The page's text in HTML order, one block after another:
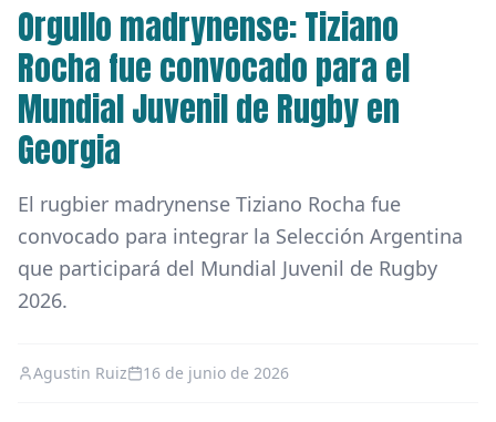
Orgullo madrynense: Tiziano
Rocha fue convocado para el
Mundial Juvenil de Rugby en
Georgia
El rugbier madrynense Tiziano Rocha fue
convocado para integrar la Selección Argentina
que participará del Mundial Juvenil de Rugby
2026.
Agustin Ruiz 16 de junio de 2026